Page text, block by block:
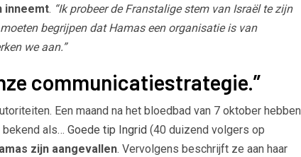
inneemt. “Ik probeer de Franstalige stem van Israël te zijn
begrijpen dat Hamas een organisatie is van
we aan.”
communicatiestrategie.”
Een maand na het bloedbad van 7 oktober hebben
bekend als… Goede tip Ingrid(40 duizend volgers op
zijn aangevallen. Vervolgens beschrijft ze aan haar